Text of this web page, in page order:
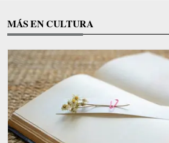
MÁS EN CULTURA